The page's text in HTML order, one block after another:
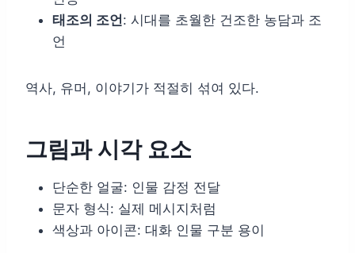
태조의 조언: 시대를 초월한 건조한 농담과 조
언
역사, 유머, 이야기가 적절히 섞여 있다.
그림과 시각 요소
단순한 얼굴: 인물 감정 전달
문자 형식: 실제 메시지처럼
색상과 아이콘: 대화 인물 구분 용이